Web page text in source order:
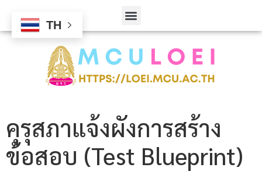
คุรุสภาแจ้งผังการสร้าง
ข้อสอบ (Test Blueprint)
TH